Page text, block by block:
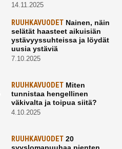
14.11.2025
RUUHKAVUODETNainen, näin
selätät haasteet aikuisiän
ystävyyssuhteissa ja löydät
uusia ystäviä
7.10.2025
RUUHKAVUODETMiten
tunnistaa hengellinen
väkivalta ja toipua siitä?
4.10.2025
RUUHKAVUODET20